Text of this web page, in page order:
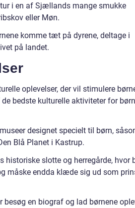
i en af Sjællands mange smukke
eller Møn.
komme tæt på dyrene, deltage i
på landet.
oplevelser, der vil stimulere
bedste kulturelle aktiviteter for
designet specielt til børn,
Blå Planet i Kastrup.
slotte og herregårde, hvor
måske endda klæde sig ud som
en biograf og lad børnene